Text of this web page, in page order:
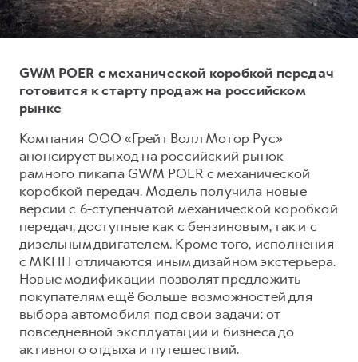
DARGO DARGO X
от 3 499 000 ₽
F7
от 2 899 000 ₽
F7X
от 3 599 000 ₽
POER
от 3 449 000 ₽
Тест-драйв
КРЕДИТ И СТРАХОВАНИЕ
Страхование
Кредит
КОРПОРАТИВНЫМ КЛИЕНТАМ
Для малого бизнеса
Корпоративным клиентам
Крупным корпоративным клиентам
Система управления автопарком
СЕРВИСНОЕ ОБСЛУЖИВАНИЕ
Программа «Помощь на дороге»
Регламенты технического обслуживания
ПОДДЕРЖКА
GWM Безопасность
Гарантия HAVAL
Мобильное приложение GWM
Программа «HAVAL Защита+»
Руководства по эксплуатации
Подписки
О дилере
Контакты
GWM POER с механической коробкой передач
готовится к старту продаж на российском
рынке
Компания ООО «Грейт Волл Мотор Рус»
анонсирует выход на российский рынок
рамного пикапа GWM POER с механической
коробкой передач. Модель получила новые
версии с 6-ступенчатой механической коробкой
передач, доступные как с бензиновым, так и с
дизельным двигателем. Кроме того, исполнения
с МКПП отличаются иным дизайном экстерьера.
Новые модификации позволят предложить
покупателям ещё больше возможностей для
выбора автомобиля под свои задачи: от
повседневной эксплуатации и бизнеса до
активного отдыха и путешествий.